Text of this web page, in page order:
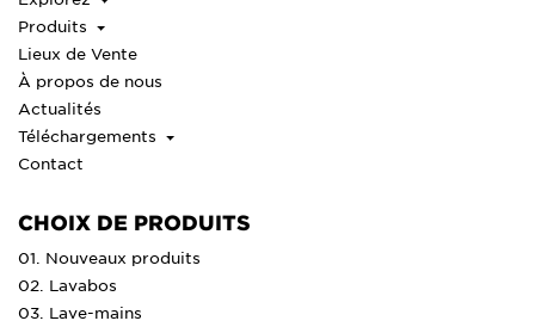
Produits
Lieux de Vente
À propos de nous
Actualités
Téléchargements
Contact
CHOIX DE PRODUITS
01. Nouveaux produits
02. Lavabos
03. Lave-mains